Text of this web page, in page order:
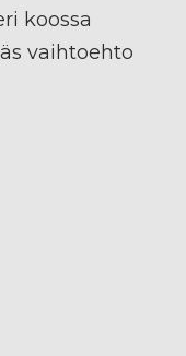
koossa
vaihtoehto